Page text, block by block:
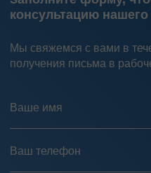
консультацию
Мы свяжемся с вами в
получения письма в